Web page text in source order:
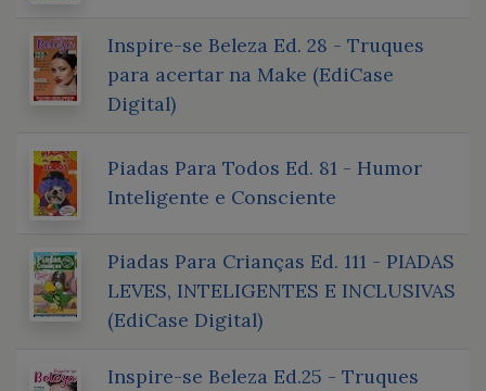
Inspire-se Beleza Ed. 28 - Truques
para acertar na Make (EdiCase
Digital)
Piadas Para Todos Ed. 81 - Humor
Inteligente e Consciente
Piadas Para Crianças Ed. 111 - PIADAS
LEVES, INTELIGENTES E INCLUSIVAS
(EdiCase Digital)
Inspire-se Beleza Ed.25 - Truques